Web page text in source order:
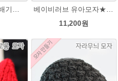
앤디74코모자 꽈배기★오슬로울 74코앤디모자도안 + 뜨개실 1볼)
베이비러브 유아모자★에이미울 뜨개실+ 무료도안 패키지 DIY 유아모자DIY뜨기 뜨개질동영상 링크 baby 태교
11,200원